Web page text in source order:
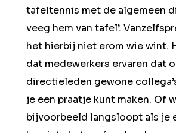
tafeltennis met de algemeen
veeg hem van tafel’.
het hierbij niet erom wie wint.
dat medewerkers ervaren dat
directieleden gewone
je een praatje kunt maken. Of
bijvoorbeeld langsloopt als je